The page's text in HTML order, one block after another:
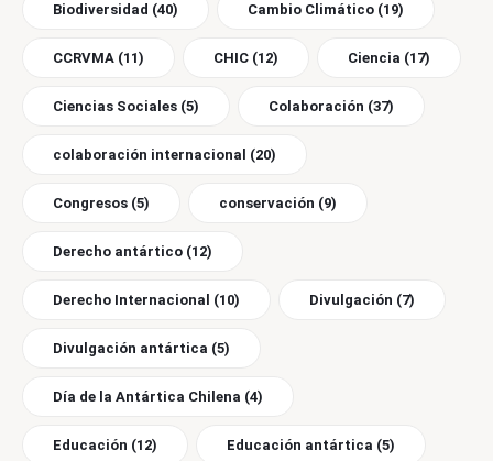
Biodiversidad (40) Cambio Climático (19)
CCRVMA (11) CHIC (12) Ciencia (17)
Ciencias Sociales (5) Colaboración (37)
colaboración internacional (20)
Congresos (5) conservación (9)
Derecho antártico (12)
Derecho Internacional (10) Divulgación (7)
Divulgación antártica (5)
Día de la Antártica Chilena (4)
Educación (12) Educación antártica (5)